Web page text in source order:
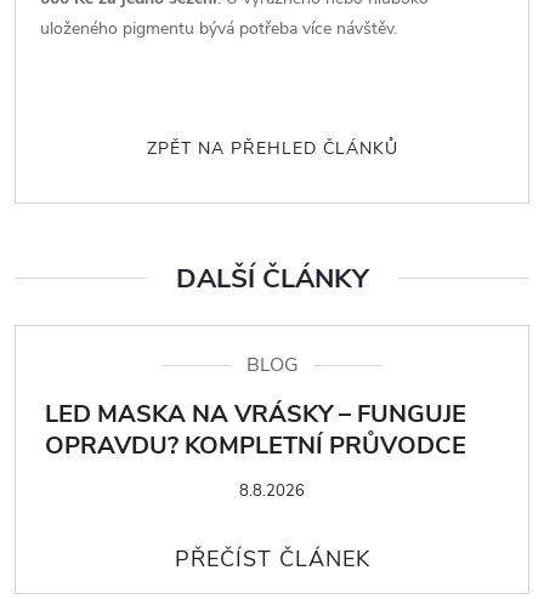
uloženého pigmentu bývá potřeba více návštěv.
ZPĚT NA PŘEHLED ČLÁNKŮ
DALŠÍ ČLÁNKY
BLOG
LED MASKA NA VRÁSKY – FUNGUJE
OPRAVDU? KOMPLETNÍ PRŮVODCE
8.8.2026